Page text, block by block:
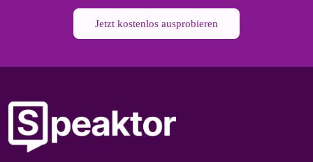
Jetzt kostenlos ausprobieren